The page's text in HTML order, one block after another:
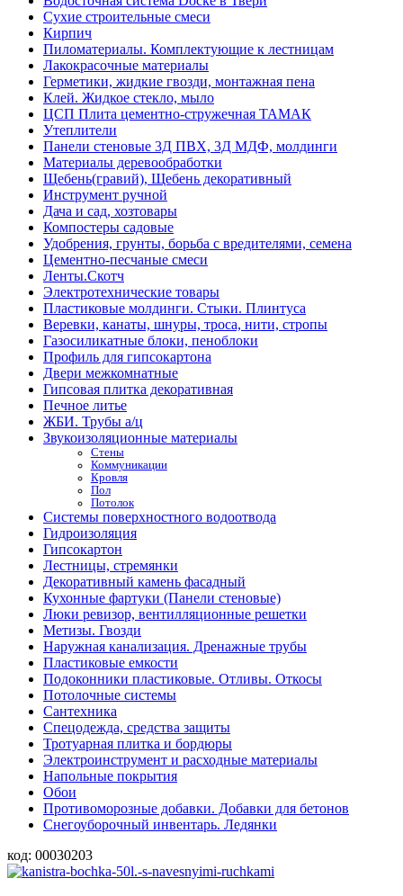
Сухие строительные смеси
Кирпич
Пиломатериалы. Комплектующие к лестницам
Лакокрасочные материалы
Герметики, жидкие гвозди, монтажная пена
Клей. Жидкое стекло, мыло
ЦСП Плита цементно-стружечная ТАМАК
Утеплители
Панели стеновые 3Д ПВХ, 3Д МДФ, молдинги
Материалы деревообработки
Щебень(гравий), Щебень декоративный
Инструмент ручной
Дача и сад, хозтовары
Компостеры садовые
Удобрения, грунты, борьба с вредителями, семена
Цементно-песчаные смеси
Ленты.Скотч
Электротехнические товары
Пластиковые молдинги. Стыки. Плинтуса
Веревки, канаты, шнуры, троса, нити, стропы
Газосиликатные блоки, пеноблоки
Профиль для гипсокартона
Двери межкомнатные
Гипсовая плитка декоративная
Печное литье
ЖБИ. Трубы а/ц
Звукоизоляционные материалы
Стены
Коммуникации
Кровля
Пол
Потолок
Системы поверхностного водоотвода
Гидроизоляция
Гипсокартон
Лестницы, стремянки
Декоративный камень фасадный
Кухонные фартуки (Панели стеновые)
Люки ревизор, вентилляционные решетки
Метизы. Гвозди
Наружная канализация. Дренажные трубы
Пластиковые емкости
Подоконники пластиковые. Отливы. Откосы
Потолочные системы
Сантехника
Спецодежда, средства защиты
Тротуарная плитка и бордюры
Электроинструмент и расходные материалы
Напольные покрытия
Обои
Противоморозные добавки. Добавки для бетонов
Снегоуборочный инвентарь. Ледянки
код: 00030203